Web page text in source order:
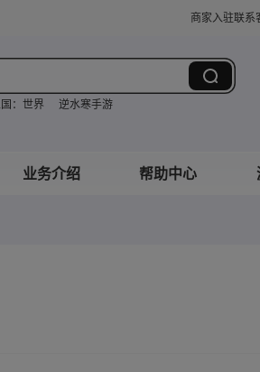
商家入驻联系
：世界 逆水寒手游
业务介绍 帮助中心